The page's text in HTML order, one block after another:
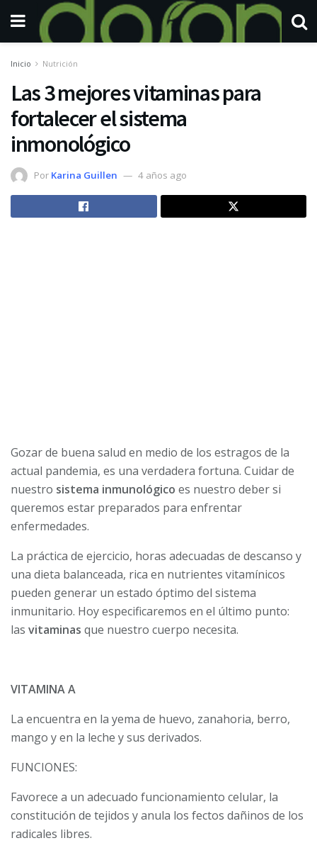
Inicio Nutrición
Las 3 mejores vitaminas para
fortalecer el sistema
inmonológico
Por Karina Guillen 4 años ago
Gozar de buena salud en medio de los estragos de la
actual pandemia, es una verdadera fortuna. Cuidar de
nuestro sistema inmunológico es nuestro deber si
queremos estar preparados para enfrentar
enfermedades.
La práctica de ejercicio, horas adecuadas de descanso y
una dieta balanceada, rica en nutrientes vitamínicos
pueden generar un estado óptimo del sistema
inmunitario. Hoy especificaremos en el último punto:
las vitaminas que nuestro cuerpo necesita.
VITAMINA A
La encuentra en la yema de huevo, zanahoria, berro,
mango y en la leche y sus derivados.
FUNCIONES:
Favorece a un adecuado funcionamiento celular, la
constitución de tejidos y anula los fectos dañinos de los
radicales libres.